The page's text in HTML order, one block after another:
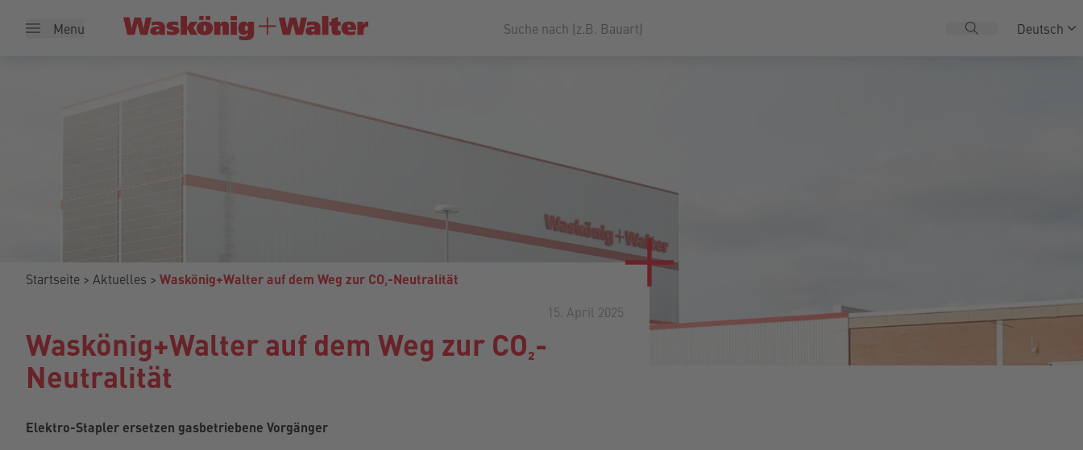
Menu Deutsch
Startseite Aktuelles Waskönig+Walter auf dem Weg zur CO₂-Neutralität
15. April 2025
Waskönig+Walter auf dem Weg zur CO₂-
Neutralität
Elektro-Stapler ersetzen gasbetriebene Vorgänger